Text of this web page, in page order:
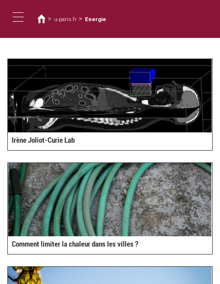
容
navigation
在
這
裡
> u-paris.fr > Energie
Irène Joliot-Curie Lab
Comment limiter la chaleur dans les villes ?